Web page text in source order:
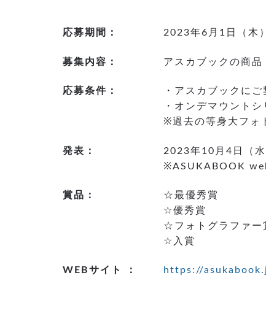
応募期間： 2023年6月1日（木
募集内容： アスカブックの商
応募条件：
・アスカブックに
・オンデマウント
※過去の等身大フォ
発表：
2023年10月4日（水
※ASUKABOOK
賞品： ☆最優秀賞
☆優秀賞
☆フォトグラファー
☆入賞
WEBサイト ： https://